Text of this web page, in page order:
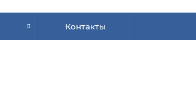
Контакты